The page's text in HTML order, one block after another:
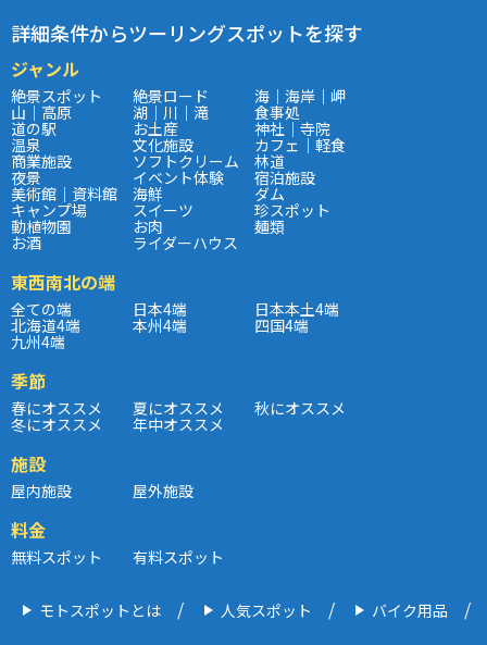
詳細条件からツーリングスポットを探す
ジャンル
絶景スポット 絶景ロード 海｜海岸｜岬
山｜高原 湖｜川｜滝 食事処
道の駅 お土産 神社｜寺院
温泉 文化施設 カフェ｜軽食
商業施設 ソフトクリーム 林道
夜景 イベント体験 宿泊施設
美術館｜資料館 海鮮 ダム
キャンプ場 スイーツ 珍スポット
動植物園 お肉 麺類
お酒 ライダーハウス
東西南北の端
全ての端 日本4端 日本本土4端
北海道4端 本州4端 四国4端
九州4端
季節
春にオススメ 夏にオススメ 秋にオススメ
冬にオススメ 年中オススメ
施設
屋内施設 屋外施設
料金
無料スポット 有料スポット
モトスポットとは 人気スポット バイク用品